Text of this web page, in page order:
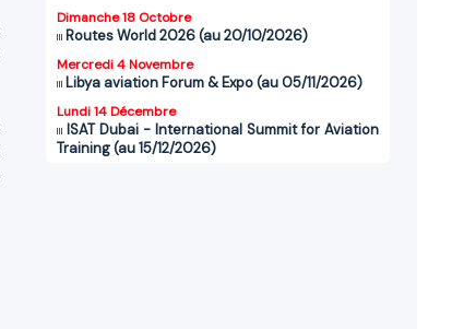
Dimanche 18 Octobre
Routes World 2026 (au 20/10/2026)
Mercredi 4 Novembre
Libya aviation Forum & Expo (au 05/11/2026)
Lundi 14 Décembre
ISAT Dubai - International Summit for Aviation
Training (au 15/12/2026)